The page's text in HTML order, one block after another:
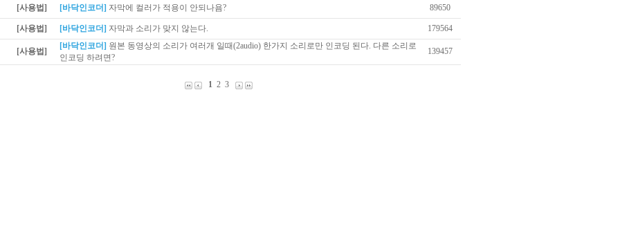
[사용법] [바닥인코더] 자막에 컬러가 적용이 안되나욤? 89650
[사용법] [바닥인코더] 자막과 소리가 맞지 않는다. 179564
[사용법]
[바닥인코더] 원본 동영상의 소리가 여러개 일때(2audio) 한가지 소리로만 인코딩 된다. 다른 소리로
인코딩 하려면?
139457
1 2 3